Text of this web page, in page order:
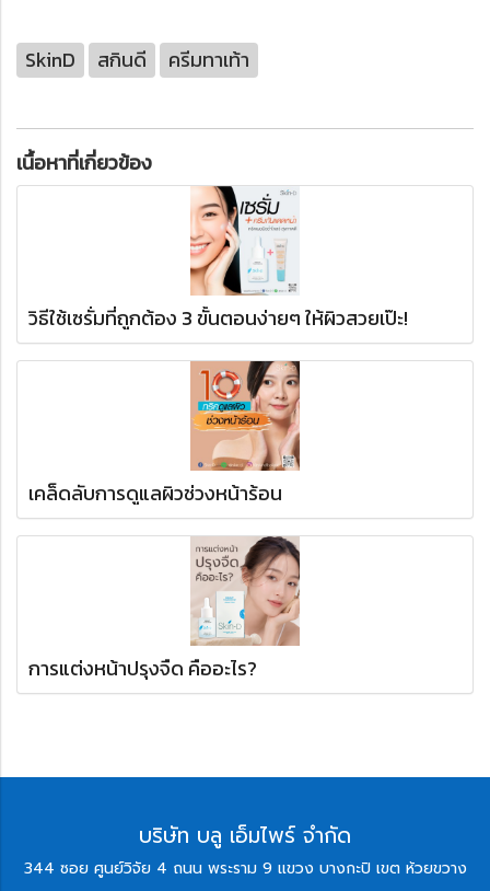
SkinD สกินดี ครีมทาเท้า
เนื้อหาที่เกี่ยวข้อง
วิธีใช้เซรั่มที่ถูกต้อง 3 ขั้นตอนง่ายๆ ให้ผิวสวยเป๊ะ!
เคล็ดลับการดูแลผิวช่วงหน้าร้อน
การแต่งหน้าปรุงจืด คืออะไร?
บริษัท บลู เอ็มไพร์ จำกัด
344 ซอย ศูนย์วิจัย 4 ถนน พระราม 9 แขวง บางกะปิ เขต ห้วยขวาง